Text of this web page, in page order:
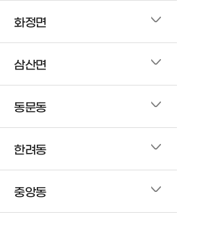
화정면
삼산면
동문동
한려동
중앙동